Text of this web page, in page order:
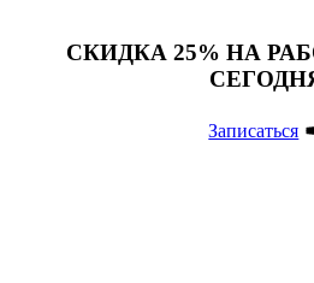
СКИДКА 25% НА
Записаться